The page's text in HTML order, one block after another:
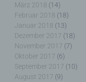
März 2018 (14)
Februar 2018 (18)
Januar 2018 (13)
Dezember 2017 (18)
November 2017 (7)
Oktober 2017 (6)
September 2017 (10)
August 2017 (9)
g)
Verantwortlicher
Verantwortlicher